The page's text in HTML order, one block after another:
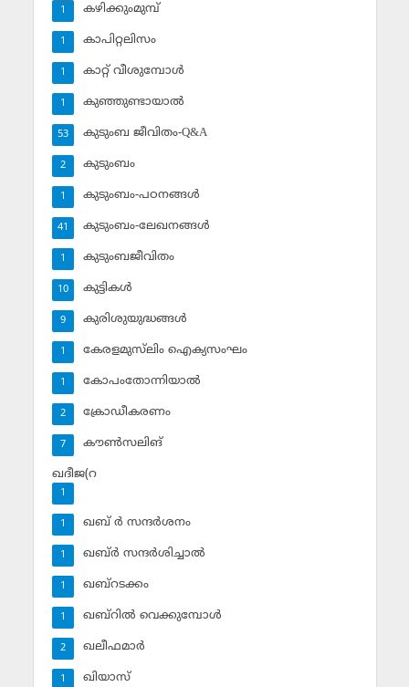
കഴിക്കുംമുമ്പ്
1
കാപിറ്റലിസം
1
കാറ്റ് വീശുമ്പോള്‍
1
കുഞ്ഞുണ്ടായാല്‍
1
കുടുംബ ജീവിതം-Q&A
53
കുടുംബം
2
കുടുംബം-പഠനങ്ങള്‍
1
കുടുംബം-ലേഖനങ്ങള്‍
41
കുടുംബജീവിതം
1
കുട്ടികള്‍
10
കുരിശുയുദ്ധങ്ങള്‍
9
കേരളമുസ്‌ലിം ഐക്യസംഘം
1
കോപംതോന്നിയാല്‍
1
ക്രോഡീകരണം
2
കൗണ്‍സലിങ്‌
7
ഖദീജ(റ
1
ഖബ് ര്‍ സന്ദര്‍ശനം
1
ഖബ്ര്‍ സന്ദര്‍ശിച്ചാല്‍
1
ഖബ്‌റടക്കം
1
ഖബ്‌റില്‍ വെക്കുമ്പോള്‍
1
ഖലീഫമാര്‍
2
ഖിയാസ്
1